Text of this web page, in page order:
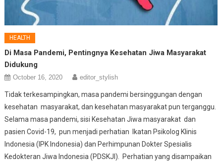
HEALTH
Di Masa Pandemi, Pentingnya Kesehatan Jiwa Masyarakat
Didukung
October 16, 2020 editor_stylish
Tidak terkesampingkan, masa pandemi bersinggungan dengan
kesehatan masyarakat, dan kesehatan masyarakat pun terganggu.
Selama masa pandemi, sisi Kesehatan Jiwa masyarakat dan
pasien Covid-19, pun menjadi perhatian Ikatan Psikolog Klinis
Indonesia (IPK Indonesia) dan Perhimpunan Dokter Spesialis
Kedokteran Jiwa Indonesia (PDSKJI). Perhatian yang disampaikan